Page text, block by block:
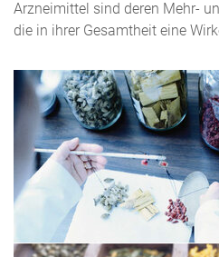
Arzneimittel sind deren Mehr-
die in ihrer Gesamtheit eine